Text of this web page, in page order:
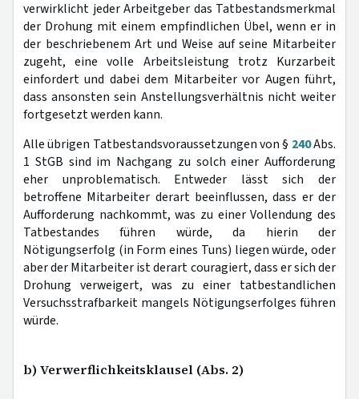
verwirklicht jeder Arbeitgeber das Tatbestandsmerkmal
der Drohung mit einem empfindlichen Übel, wenn er in
der beschriebenem Art und Weise auf seine Mitarbeiter
zugeht, eine volle Arbeitsleistung trotz Kurzarbeit
einfordert und dabei dem Mitarbeiter vor Augen führt,
dass ansonsten sein Anstellungsverhältnis nicht weiter
fortgesetzt werden kann.
Alle übrigen Tatbestandsvoraussetzungen von § 240Abs.
1 StGB sind im Nachgang zu solch einer Aufforderung
eher unproblematisch. Entweder lässt sich der
betroffene Mitarbeiter derart beeinflussen, dass er der
Aufforderung nachkommt, was zu einer Vollendung des
Tatbestandes führen würde, da hierin der
Nötigungserfolg (in Form eines Tuns) liegen würde, oder
aber der Mitarbeiter ist derart couragiert, dass er sich der
Drohung verweigert, was zu einer tatbestandlichen
Versuchsstrafbarkeit mangels Nötigungserfolges führen
würde.
b) Verwerflichkeitsklausel (Abs. 2)